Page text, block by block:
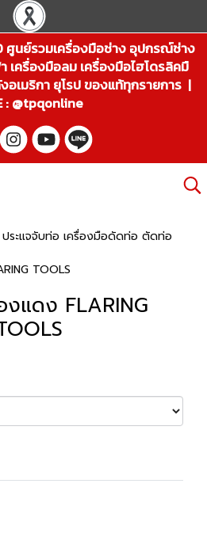
ศูนย์รวมเครื่องมือช่าง อุปกรณ์ช่าง
เครื่องมือลม เครื่องมือไฮโดรลิคมื
เมริกา ยุโรป ของแท้ทุกรายการ |
: @tpqonline
ระแจจับท่อ เครื่องมือดัดท่อ ตัดท่อ
TOOLS
แดง FLARING